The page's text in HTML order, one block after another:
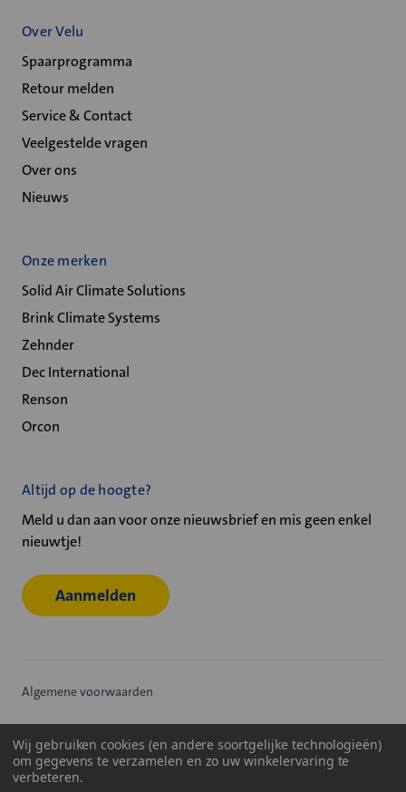
Over Velu
Spaarprogramma
Retour melden
Service & Contact
Veelgestelde vragen
Over ons
Nieuws
Onze merken
Solid Air Climate Solutions
Brink Climate Systems
Zehnder
Dec International
Renson
Orcon
Altijd op de hoogte?
Meld u dan aan voor onze nieuwsbrief en mis geen enkel
nieuwtje!
Aanmelden
Algemene voorwaarden
Cookiebeleid
Wij gebruiken cookies (en andere soortgelijke technologieën)
om gegevens te verzamelen en zo uw winkelervaring te
verbeteren.